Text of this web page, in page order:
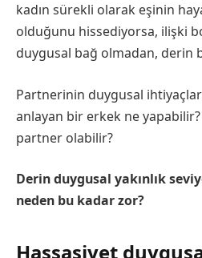
kadın sürekli olarak eşinin
olduğunu hissediyorsa, ilişki
duygusal bağ olmadan, derin
Partnerinin duygusal
anlayan bir erkek ne
partner olabilir?
Derin duygusal yakınlık
neden bu kadar zor?
Hassasiyet